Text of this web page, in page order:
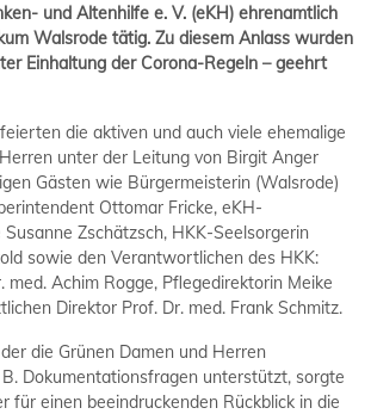
und Altenhilfe e. V. (eKH) ehrenamtlich
Walsrode tätig. Zu diesem Anlass wurden
Einhaltung der Corona-Regeln – geehrt
die aktiven und auch viele ehemalige
unter der Leitung von Birgit Anger
Gästen wie Bürgermeisterin (Walsrode)
Ottomar Fricke, eKH-
Zschätzsch, HKK-Seelsorgerin
sowie den Verantwortlichen des HKK:
med. Achim Rogge, Pflegedirektorin Meike
Direktor Prof. Dr. med. Frank Schmitz.
die Grünen Damen und Herren
Dokumentationsfragen unterstützt, sorgte
für einen beeindruckenden Rückblick in die